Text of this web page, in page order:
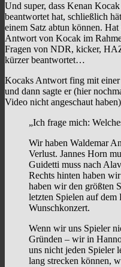
Und super, dass Kenan
beantwortet hat, schließlich
einem Satz abtun können.
Antwort von Kocak im
Fragen von NDR, kicker,
kürzer beantwortet…
Kocaks Antwort fing mit einer
und dann sagte er (hier
Video nicht angeschaut
„Ich frage mich:
Wir haben Waldemar
Verlust. Jannes Horn
Guidetti muss nach
Rechts hinten haben
haben wir den größten
letzten Spielen auf dem
Wunschkonzert.
Wenn wir uns Spieler
Gründen – wir in
uns nicht jeden Spieler
lang strecken können,